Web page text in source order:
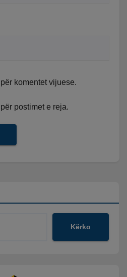
komentet vijuese.
postimet e reja.
Kërko